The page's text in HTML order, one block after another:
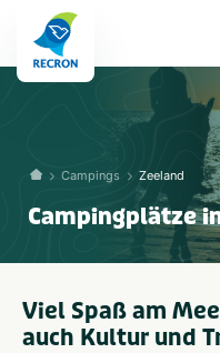
Campings Zeeland
Campingplätze
Viel Spaß am
auch Kultur und